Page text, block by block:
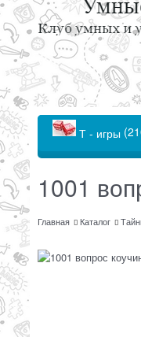
Т - игры
1001
Главная Каталог